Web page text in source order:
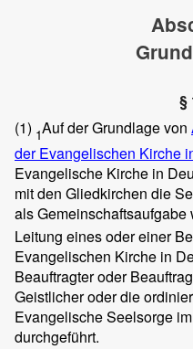
§
(1) 1Auf der Grundlage von
der Evangelischen Kirche
Evangelische Kirche in
mit den Gliedkirchen die
als Gemeinschaftsaufgabe
Leitung eines oder einer
Evangelischen Kirche in
Beauftragter oder
Geistlicher oder die
Evangelische Seelsorge
durchgeführt.